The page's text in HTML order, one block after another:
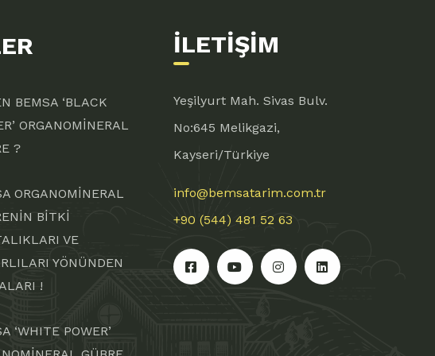
BEMSA ‘BLACK
ORGANOMİNERAL
?
ORGANOMİNERAL
BİTKİ
VE
YÖNÜNDEN
!
‘WHITE POWER’
İLETIŞIM
Yeşilyurt Mah. Sivas Bulv.
No:645 Melikgazi,
Kayseri/Türkiye
info@bemsatarim.com.tr
+90 (544) 481 52 63